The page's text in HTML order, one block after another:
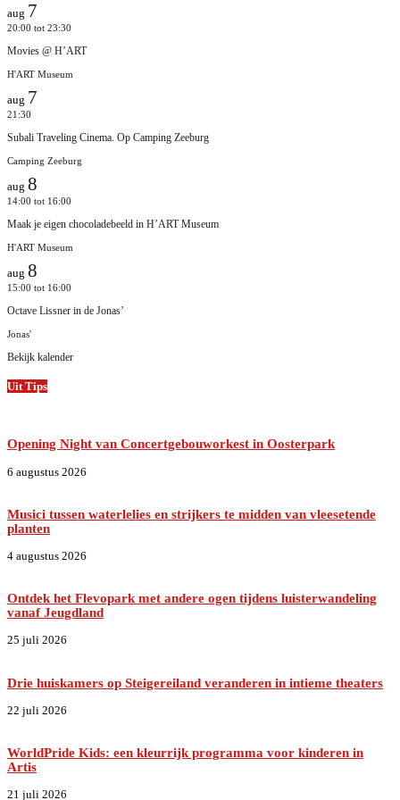
aug 7
20:00 tot 23:30
Movies @ H’ART
H'ART Museum
aug 7
21:30
Subali Traveling Cinema. Op Camping Zeeburg
Camping Zeeburg
aug 8
14:00 tot 16:00
Maak je eigen chocoladebeeld in H’ART Museum
H'ART Museum
aug 8
15:00 tot 16:00
Octave Lissner in de Jonas’
Jonas'
Bekijk kalender
Uit Tips
Opening Night van Concertgebouworkest in Oosterpark
6 augustus 2026
Musici tussen waterlelies en strijkers te midden van vleesetende
planten
4 augustus 2026
Ontdek het Flevopark met andere ogen tijdens luisterwandeling
vanaf Jeugdland
25 juli 2026
Drie huiskamers op Steigereiland veranderen in intieme theaters
22 juli 2026
WorldPride Kids: een kleurrijk programma voor kinderen in
Artis
21 juli 2026